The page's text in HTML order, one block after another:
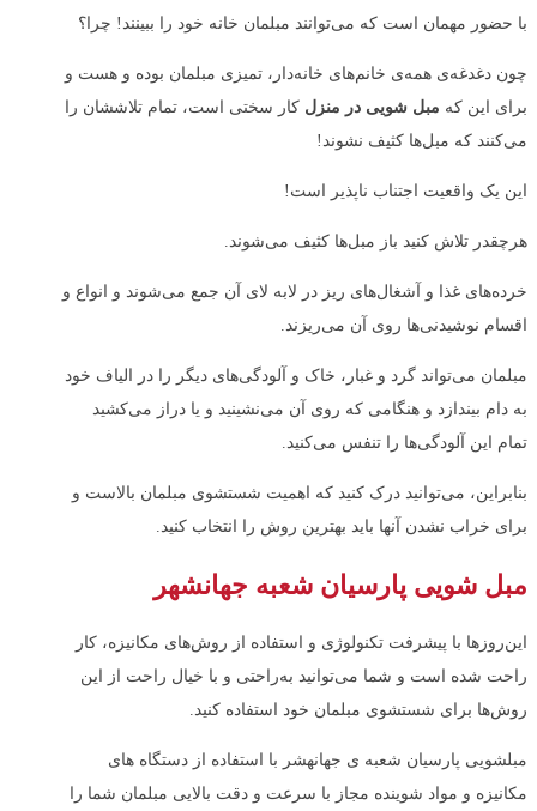
با حضور مهمان است که می‌‌توانند مبلمان خانه خود را ببینند! چرا؟
چون دغدغه‌ی همه‌ی خانم‌های خانه‌‌دار، تمیزی مبلمان بوده و هست و
برای این‌ که مبل شویی در منزل کار سختی است، تمام تلاششان را
می‌کنند که مبل‌‌ها کثیف نشوند!
این یک واقعیت اجتناب ناپذیر است!
هرچقدر تلاش کنید باز مبل‌ها کثیف می‌شوند.
خرده‌های غذا و آشغال‌های ریز در لابه لای آن جمع می‌شوند و انواع و
اقسام نوشیدنی‌ها روی آن می‌ریزند.
مبلمان می‌تواند گرد و غبار، خاک و آلودگی‌های دیگر را در الیاف خود
به دام بیندازد و هنگامی‌ که روی آن می‌نشینید و یا دراز می‌کشید
تمام این آلودگی‌ها را تنفس می‌کنید.
بنابراین، می‌توانید درک کنید که اهمیت شستشوی مبلمان بالاست و
برای خراب نشدن آنها باید بهترین روش را انتخاب کنید.
مبل شویی پارسیان شعبه جهانشهر
این‌روزها با پیشرفت تکنولوژی و استفاده از روش‌های مکانیزه، کار
راحت شده است و شما می‌توانید به‌راحتی و با خیال راحت از این
روش‌ها برای شستشوی مبلمان‌ خود استفاده کنید.
مبلشویی پارسیان شعبه ی جهانهشر با استفاده از دستگاه های
مکانیزه و مواد شوینده مجاز با سرعت و دقت بالایی مبلمان شما را